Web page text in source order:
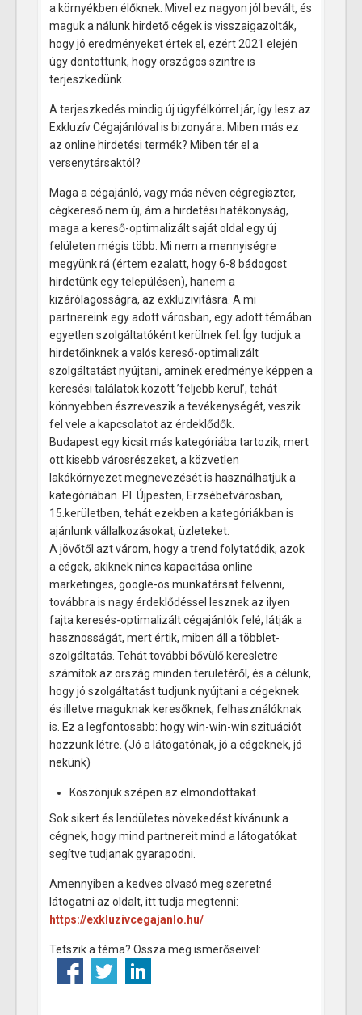
a környékben élőknek. Mivel ez nagyon jól bevált, és
maguk a nálunk hirdető cégek is visszaigazolták,
hogy jó eredményeket értek el, ezért 2021 elején
úgy döntöttünk, hogy országos szintre is
terjeszkedünk.
A terjeszkedés mindig új ügyfélkörrel jár, így lesz az
Exkluzív Cégajánlóval is bizonyára. Miben más ez
az online hirdetési termék? Miben tér el a
versenytársaktól?
Maga a cégajánló, vagy más néven cégregiszter,
cégkereső nem új, ám a hirdetési hatékonyság,
maga a kereső-optimalizált saját oldal egy új
felületen mégis több. Mi nem a mennyiségre
megyünk rá (értem ezalatt, hogy 6-8 bádogost
hirdetünk egy településen), hanem a
kizárólagosságra, az exkluzivitásra. A mi
partnereink egy adott városban, egy adott témában
egyetlen szolgáltatóként kerülnek fel. Így tudjuk a
hirdetőinknek a valós kereső-optimalizált
szolgáltatást nyújtani, aminek eredménye képpen a
keresési találatok között ’feljebb kerül’, tehát
könnyebben észreveszik a tevékenységét, veszik
fel vele a kapcsolatot az érdeklődők.
Budapest egy kicsit más kategóriába tartozik, mert
ott kisebb városrészeket, a közvetlen
lakókörnyezet megnevezését is használhatjuk a
kategóriában. Pl. Újpesten, Erzsébetvárosban,
15.kerületben, tehát ezekben a kategóriákban is
ajánlunk vállalkozásokat, üzleteket.
A jövőtől azt várom, hogy a trend folytatódik, azok
a cégek, akiknek nincs kapacitása online
marketinges, google-os munkatársat felvenni,
továbbra is nagy érdeklődéssel lesznek az ilyen
fajta keresés-optimalizált cégajánlók felé, látják a
hasznosságát, mert értik, miben áll a többlet-
szolgáltatás. Tehát további bővülő keresletre
számítok az ország minden területéről, és a célunk,
hogy jó szolgáltatást tudjunk nyújtani a cégeknek
és illetve maguknak keresőknek, felhasználóknak
is. Ez a legfontosabb: hogy win-win-win szituációt
hozzunk létre. (Jó a látogatónak, jó a cégeknek, jó
nekünk)
Köszönjük szépen az elmondottakat.
Sok sikert és lendületes növekedést kívánunk a
cégnek, hogy mind partnereit mind a látogatókat
segítve tudjanak gyarapodni.
Amennyiben a kedves olvasó meg szeretné
látogatni az oldalt, itt tudja megtenni:
https://exkluzivcegajanlo.hu/
Tetszik a téma? Ossza meg ismerőseivel: